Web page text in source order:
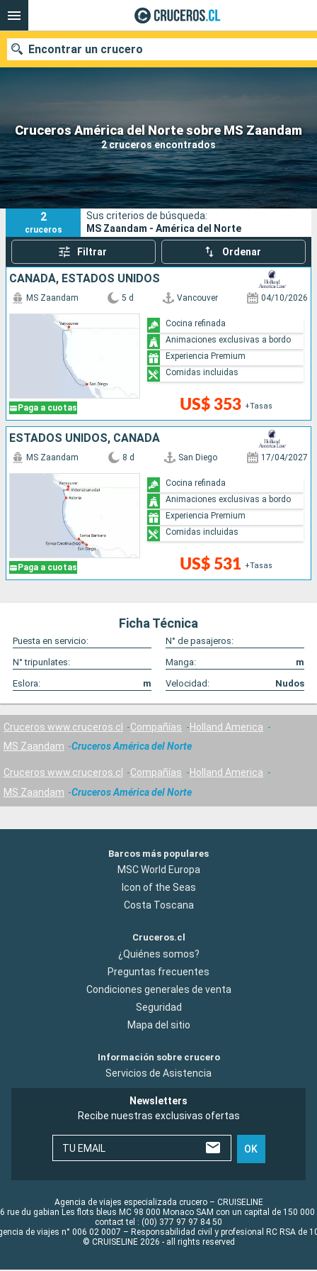
Cruceros América del Norte sobre MS Zaandam
2 cruceros encontrados
Encontrar un crucero
Nuestros destinos
Fecha de salida
Puertos Compañías
Buscar
2
cruceros
Sus criterios de búsqueda:
MS Zaandam - América del Norte
Filtrar Ordenar
CANADÁ, ESTADOS UNIDOS
Paga a cuotas
MS Zaandam 5 d Vancouver 04/10/2026
US$ 353 +Tasas
Cocina refinada
Animaciones exclusivas a bordo
Experiencia Premium
Comidas incluidas
ESTADOS UNIDOS, CANADÁ
Paga a cuotas
MS Zaandam 8 d San Diego 17/04/2027
US$ 531 +Tasas
Cocina refinada
Animaciones exclusivas a bordo
Experiencia Premium
Comidas incluidas
Ficha Técnica
Puesta en servicio:
N° de pasajeros:
N° tripunlates:
Manga:
m
Eslora:
m Velocidad: Nudos
Cruceros www.cruceros.cl Compañías
Holland America
MS Zaandam
Cruceros América del Norte
Cruceros www.cruceros.cl Compañías
Holland America
MS Zaandam
Cruceros América del Norte
Barcos más populares
MSC World Europa
Icon of the Seas
Costa Toscana
Cruceros.cl
¿Quiénes somos?
Preguntas frecuentes
Condiciones generales de venta
Seguridad
Mapa del sitio
Información sobre crucero
Servicios de Asistencia
Newsletters
Recibe nuestras exclusivas ofertas
TU EMAIL OK
Agencia de viajes especializada crucero – CRUISELINE
rue du gabian Les flots bleus MC 98 000 Monaco SAM con un capital de 150 000
contact tel : (00) 377 97 97 84 50
de viajes n° 006 02 0007 – Responsabilidad civil y profesional RC RSA de
© CRUISELINE 2026 - all rights reserved